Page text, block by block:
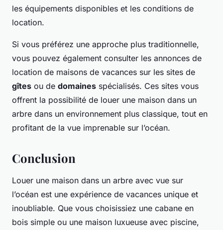
les équipements disponibles et les conditions de
location.
Si vous préférez une approche plus traditionnelle,
vous pouvez également consulter les annonces de
location de maisons de vacances sur les sites de
gîtes ou de domaines spécialisés. Ces sites vous
offrent la possibilité de louer une maison dans un
arbre dans un environnement plus classique, tout en
profitant de la vue imprenable sur l’océan.
Conclusion
Louer une maison dans un arbre avec vue sur
l’océan est une expérience de vacances unique et
inoubliable. Que vous choisissiez une cabane en
bois simple ou une maison luxueuse avec piscine,